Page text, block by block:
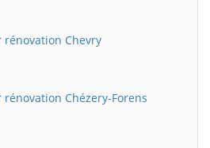
Chevry
Chézery-Forens